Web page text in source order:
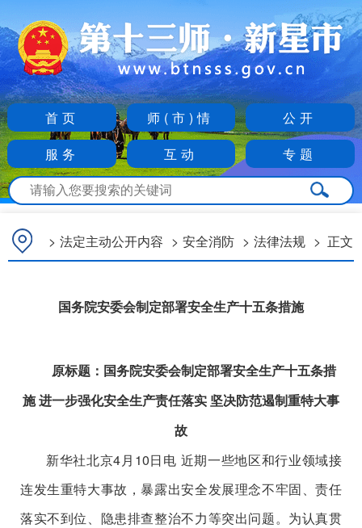
首页 师(市)情
公开
服务
互动 专题
> 法定主动公开内容 > 安全消防 > 法律法规 > 正文
国务院安委会制定部署安全生产十五条措施
原标题：国务院安委会制定部署安全生产十五条措
施 进一步强化安全生产责任落实 坚决防范遏制重特大事
故
新华社北京4月10日电 近期一些地区和行业领域接
连发生重特大事故，暴露出安全发展理念不牢固、责任
落实不到位、隐患排查整治不力等突出问题。为认真贯